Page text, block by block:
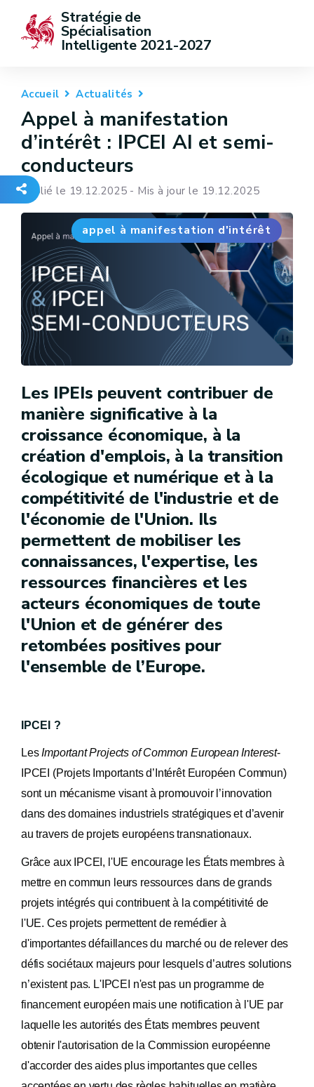
Stratégie de
Spécialisation
Intelligente 2021-2027
Accueil Actualités
Appel à manifestation
d’intérêt : IPCEI AI et semi-
conducteurs
Publié le 19.12.2025 - Mis à jour le 19.12.2025
appel à manifestation d'intérêt
Les IPEIs peuvent contribuer de
manière significative à la
croissance économique, à la
création d'emplois, à la transition
écologique et numérique et à la
compétitivité de l'industrie et de
l'économie de l'Union. Ils
permettent de mobiliser les
connaissances, l'expertise, les
ressources financières et les
acteurs économiques de toute
l'Union et de générer des
retombées positives pour
l'ensemble de l’Europe.
IPCEI ?
Les Important Projects of Common European Interest-
IPCEI (Projets Importants d’Intérêt Européen Commun)
sont un mécanisme visant à promouvoir l’innovation
dans des domaines industriels stratégiques et d’avenir
au travers de projets européens transnationaux.
Grâce aux IPCEI, l'UE encourage les États membres à
mettre en commun leurs ressources dans de grands
projets intégrés qui contribuent à la compétitivité de
l'UE. Ces projets permettent de remédier à
d'importantes défaillances du marché ou de relever des
défis sociétaux majeurs pour lesquels d’autres solutions
n’existent pas. L'IPCEI n'est pas un programme de
financement européen mais une notification à l'UE par
laquelle les autorités des États membres peuvent
obtenir l'autorisation de la Commission européenne
d'accorder des aides plus importantes que celles